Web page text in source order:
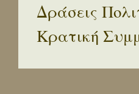
Δράσεις
Κρατική